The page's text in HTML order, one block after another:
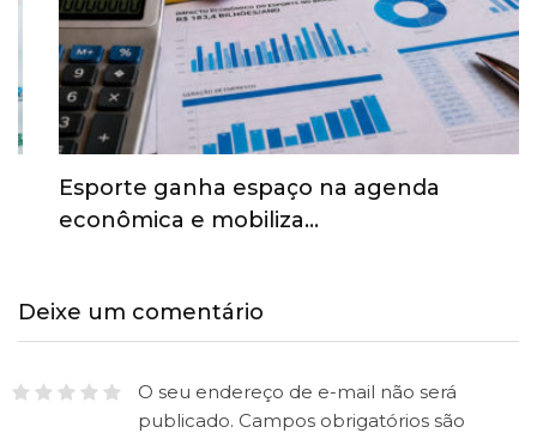
Esporte ganha espaço na agenda
econômica e mobiliza…
Deixe um comentário
O seu endereço de e-mail não será
publicado. Campos obrigatórios são